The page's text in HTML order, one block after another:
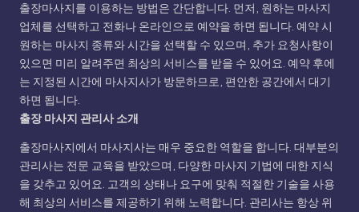
출장마사지를 이용하는 방법은 간단합니다. 먼저, 원하는 마사지
업체를 선택하고 전화나 온라인으로 예약을 하면 됩니다. 예약 시
원하는 마사지 종류와 시간을 선택할 수 있으며, 추가 요청사항이
있으면 미리 알려주면 최상의 서비스를 받을 수 있어요. 예약 후에
는 지정된 시간에 마사지사가 방문하므로, 편안한 공간에서 대기
하면 됩니다.
출장 마사지 관리사 소개
출장마사지에서 마사지사는 매우 중요한 역할을 합니다. 대부분의
관리사는 전문 교육을 받았으며, 다양한 마사지 기법에 대한 지식
을 갖추고 있어요. 고객의 상태나 요구에 맞춰 적절한 기술을 사용
해 최상의 서비스를 제공하기 위해 노력합니다. 관리사는 항상 위